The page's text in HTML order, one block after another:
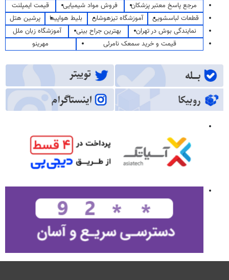
مرجع پاسخ معتبر پزشکان
فروش مواد شیمیایی
قیمت ایمپلنت
قطعات لباسشویی
آموزشگاه تیزهوشان بلیط هواپیما
پرشین هتل
نمایندگی بوش در تهران
بهترین جراح بینی
آموزشگاه زبان ملل
قیمت و خرید سمعک نامرئی
مهرینو